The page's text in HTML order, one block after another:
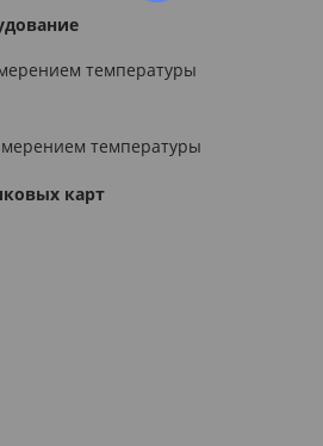
температуры
температуры
карт